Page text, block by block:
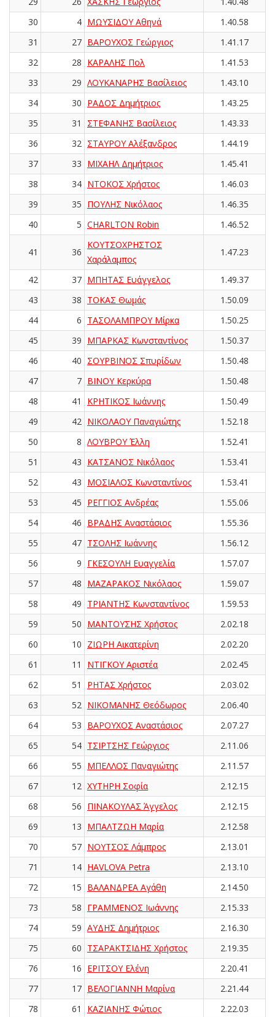
30
4 ΜΩΥΣΙΔΟΥ Αθηνά
1.40.58
31
27 ΒΑΡΟΥΧΟΣ Γεώργιος
1.41.17
32
28 ΚΑΡΑΛΗΣ Πολ
1.41.53
33
29 ΛΟΥΚΑΝΑΡΗΣ Βασίλειος
1.43.10
34
30 ΡΑΔΟΣ Δημήτριος
1.43.25
35
31 ΣΤΕΦΑΝΗΣ Βασίλειος
1.43.33
36
32 ΣΤΑΥΡΟΥ Αλέξανδρος
1.44.19
37
33 ΜΙΧΑΗΛ Δημήτριος
1.45.41
38
34 ΝΤΟΚΟΣ Χρήστος
1.46.03
39
35 ΠΟΥΛΗΣ Νικόλαος
1.46.35
40
5 CHARLTON Robin 1.46.52
41 36
ΚΟΥΤΣΟΧΡΗΣΤΟΣ
Χαράλαμπος
1.47.23
42 37 ΜΠΗΤΑΣ Ευάγγελος
1.49.37
43
38 ΤΟΚΑΣ Θωμάς
1.50.09
44
6 ΤΑΣΟΛΑΜΠΡΟΥ Μίρκα
1.50.25
45
39 ΜΠΑΡΚΑΣ Κωνσταντίνος
1.50.37
46
40 ΣΟΥΡΒΙΝΟΣ Σπυρίδων
1.50.48
47
7 ΒΙΝΟΥ Κερκύρα
1.50.48
48
41 ΚΡΗΤΙΚΟΣ Ιωάννης
1.50.49
49
42 ΝΙΚΟΛΑΟΥ Παναγιώτης
1.52.18
50
8 ΛΟΥΒΡΟΥ Έλλη
1.52.41
51
43 ΚΑΤΣΑΝΟΣ Νικόλαος
1.53.41
52
43 ΜΟΣΙΑΛΟΣ Κωνσταντίνος
1.53.41
53
45 ΡΕΓΓΙΟΣ Ανδρέας
1.55.06
54
46 ΒΡΑΔΗΣ Αναστάσιος
1.55.36
55
47 ΤΣΟΛΗΣ Ιωάννης
1.56.12
56
9 ΓΚΕΣΟΥΛΗ Ευαγγελία
1.57.07
57
48 ΜΑΖΑΡΑΚΟΣ Νικόλαος
1.59.07
58
49 ΤΡΙΑΝΤΗΣ Κωνσταντίνος
1.59.53
59
50 ΜΑΝΤΟΥΣΗΣ Χρήστος
2.02.18
60
10 ΖΙΩΡΗ Αικατερίνη
2.02.20
61
11 ΝΤΙΓΚΟΥ Αριστέα
2.02.45
62
51 ΡΗΤΑΣ Χρήστος
2.03.02
63
52 ΝΙΚΟΜΑΝΗΣ Θεόδωρος
2.06.40
64
53 ΒΑΡΟΥΧΟΣ Αναστάσιος
2.07.27
65
54 ΤΣΙΡΤΣΗΣ Γεώργιος
2.11.06
66
55 ΜΠΕΛΛΟΣ Παναγιώτης
2.11.57
67
12 ΧΥΤΗΡΗ Σοφία
2.12.15
68
56 ΠΙΝΑΚΟΥΛΑΣ Άγγελος
2.12.15
69
13 ΜΠΑΛΤΖΩΗ Μαρία
2.12.58
70
57 ΝΟΥΤΣΟΣ Λάμπρος
2.13.01
71
14 HAVLOVA Petra
2.13.10
72
15 ΒΑΛΑΝΔΡΕΑ Αγάθη
2.14.50
73
58 ΓΡΑΜΜΕΝΟΣ Ιωάννης
2.15.33
74
59 ΑΥΔΗΣ Δημήτριος
2.16.30
75
60 ΤΣΑΡΑΚΤΣΙΔΗΣ Χρήστος
2.19.35
76
16 ΕΡΙΤΣΟΥ Ελένη
2.20.41
77
17 ΒΕΛΟΓΙΑΝΝΗ Μαρίνα
2.21.44
78
61 ΚΑΖΙΑΝΗΣ Φώτιος
2.22.03